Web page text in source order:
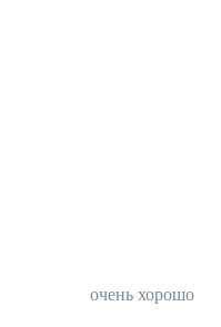
очень хорошо